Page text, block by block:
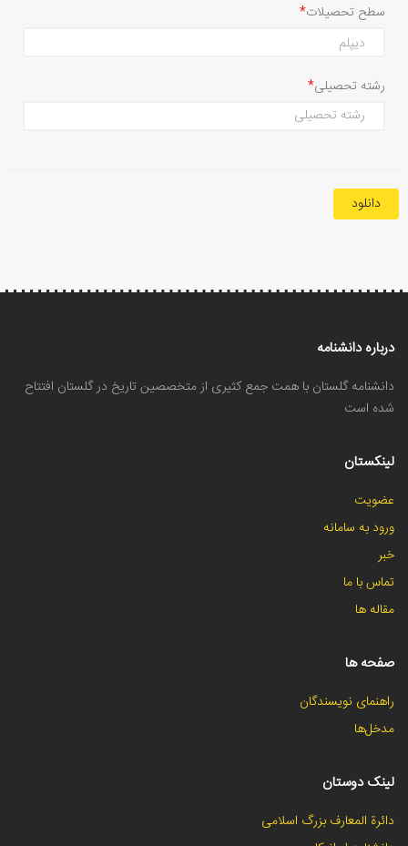
سطح تحصیلات
رشته تحصیلی
دانلود
درباره دانشنامه
دانشنامه گلستان با همت جمع کثیری از متخصصین تاریخ در گلستان افتتاح
شده است
لینکستان
عضویت
ورود به سامانه
خبر
تماس با ما
مقاله ها
صفحه ها
راهنمای نویسندگان
مدخل‌ها
لینک دوستان
دائرة المعارف بزرگ اسلامی